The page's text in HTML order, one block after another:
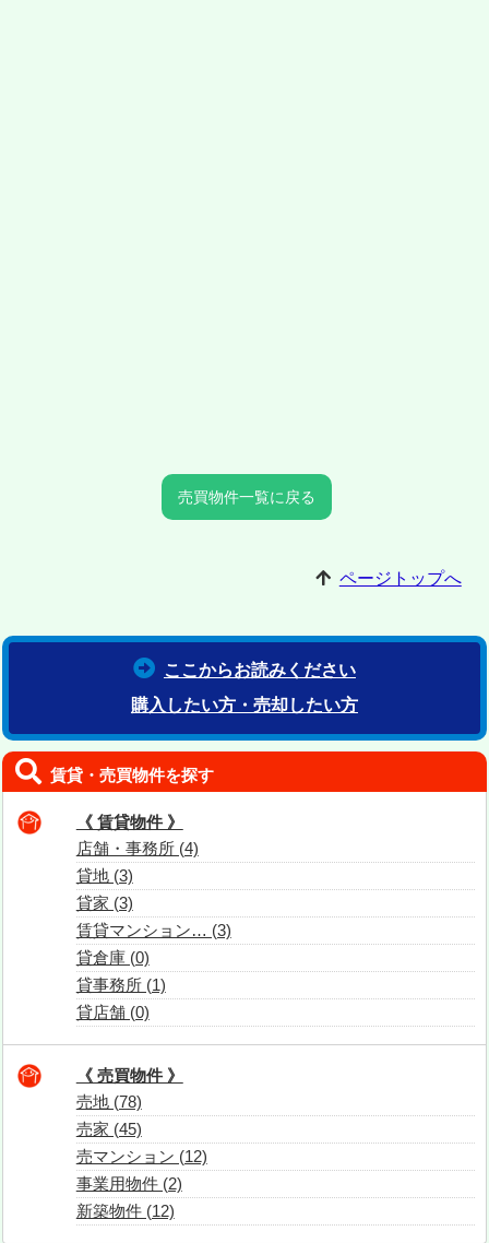
売買物件一覧に戻る
ページトップへ
ここからお読みください
購入したい方・売却したい方
賃貸・売買物件を探す
《 賃貸物件 》
店舗・事務所 (4)
貸地 (3)
貸家 (3)
賃貸マンション… (3)
貸倉庫 (0)
貸事務所 (1)
貸店舗 (0)
《 売買物件 》
売地 (78)
売家 (45)
売マンション (12)
事業用物件 (2)
新築物件 (12)